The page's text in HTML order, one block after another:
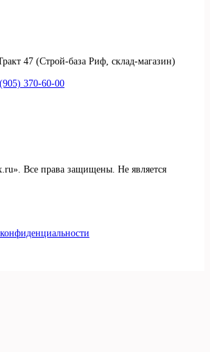
47 (Строй-база Риф, склад-магазин)
370-60-00
Все права защищены. Не является